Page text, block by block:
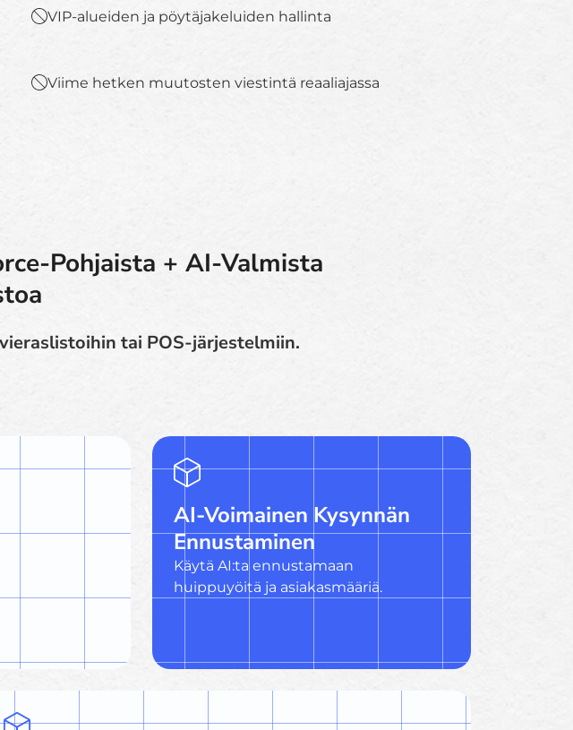
VIP-alueiden ja pöytäjakeluiden hallinta
Viime hetken muutosten viestintä reaaliajassa
Pohjaista + AI-Valmista
tai POS-järjestelmiin.
AI-Voimainen Kysynnän
Ennustaminen
Käytä AI:ta ennustamaan
huippuyöitä ja asiakasmääriä.